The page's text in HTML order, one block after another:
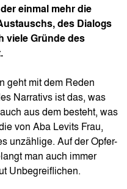
einmal mehr die
des Dialogs
viele Gründe des
geht mit dem Reden
Narrativs ist das, was
aus dem besteht, was
von Aba Levits Frau,
unzählige. Auf der Opfer-
man auch immer
Unbegreiflichen.